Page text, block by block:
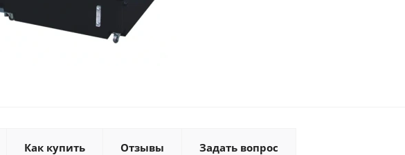
Как купить Отзывы Задать вопрос